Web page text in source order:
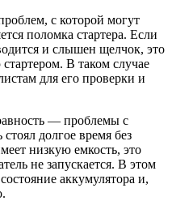
с которой могут
поломка стартера. Если
и слышен щелчок, это
В таком случае
для его проверки и
— проблемы с
долгое время без
низкую емкость, это
не запускается. В этом
аккумулятора и,